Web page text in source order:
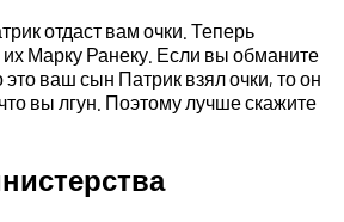
отдаст вам очки. Теперь
Марку Ранеку. Если вы обманите
это ваш сын Патрик взял очки, то он
вы лгун. Поэтому лучше скажите